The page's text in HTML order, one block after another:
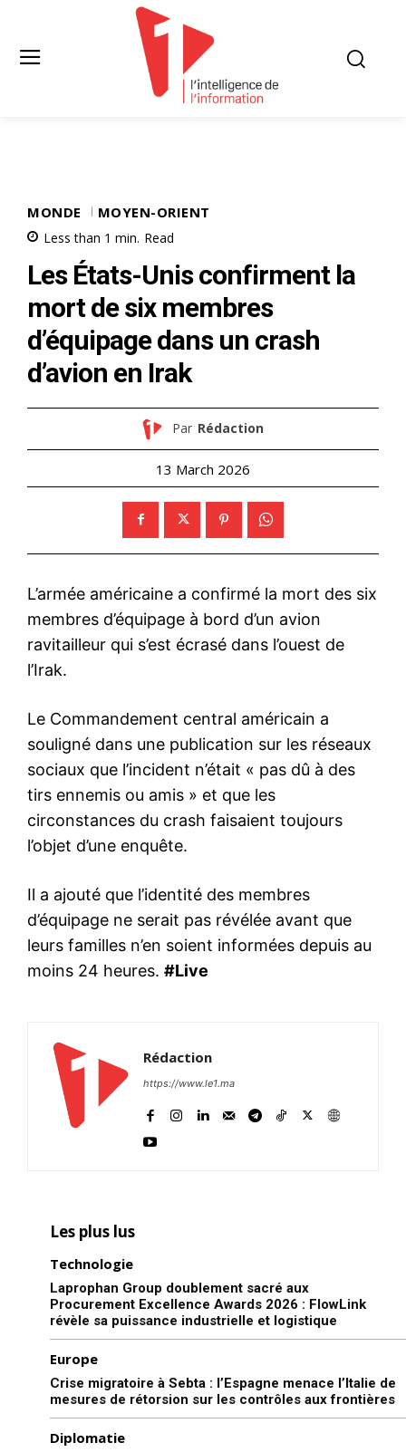
MONDE MOYEN-ORIENT
Less than 1 min. Read
Les États-Unis confirment la
mort de six membres
d’équipage dans un crash
d’avion en Irak
Par Rédaction
13 March 2026
L’armée américaine a confirmé la mort des six
membres d’équipage à bord d’un avion
ravitailleur qui s’est écrasé dans l’ouest de
l’Irak.
Le Commandement central américain a
souligné dans une publication sur les réseaux
sociaux que l’incident n’était « pas dû à des
tirs ennemis ou amis » et que les
circonstances du crash faisaient toujours
l’objet d’une enquête.
Il a ajouté que l’identité des membres
d’équipage ne serait pas révélée avant que
leurs familles n’en soient informées depuis au
moins 24 heures. #Live
Rédaction
https://www.le1.ma
Les plus lus
Technologie
Laprophan Group doublement sacré aux
Procurement Excellence Awards 2026 : FlowLink
révèle sa puissance industrielle et logistique
Europe
Crise migratoire à Sebta : l’Espagne menace l’Italie de
mesures de rétorsion sur les contrôles aux frontières
Diplomatie